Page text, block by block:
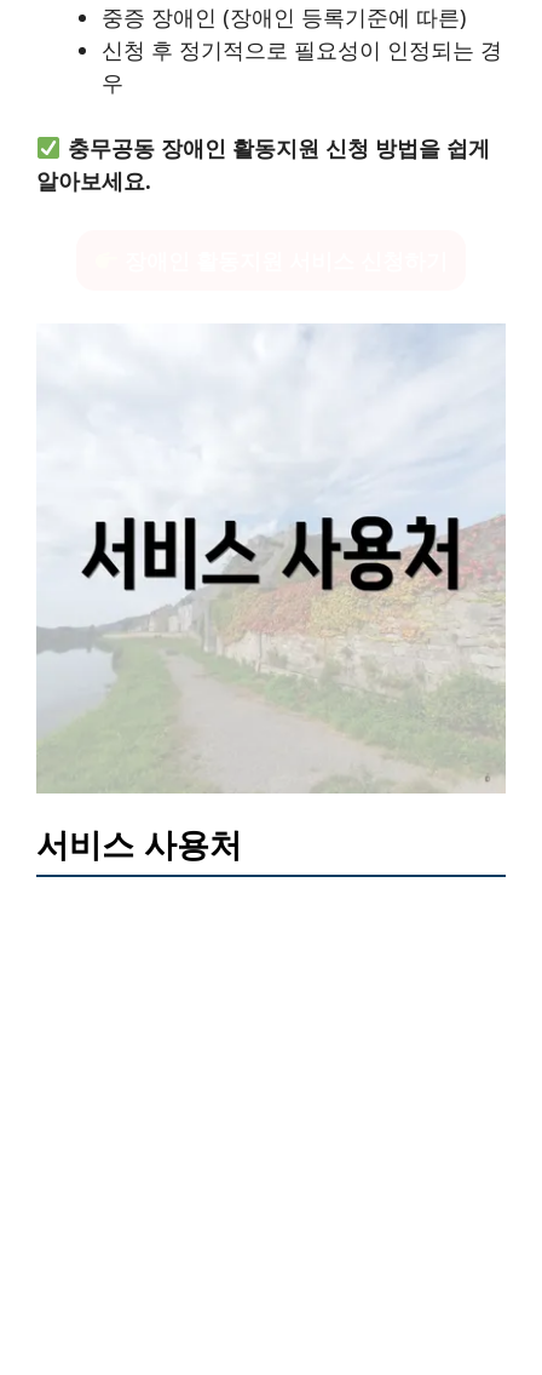
중증 장애인 (장애인 등록기준에 따른)
신청 후 정기적으로 필요성이 인정되는 경
우
충무공동 장애인 활동지원 신청 방법을 쉽게
알아보세요.
서비스 사용처